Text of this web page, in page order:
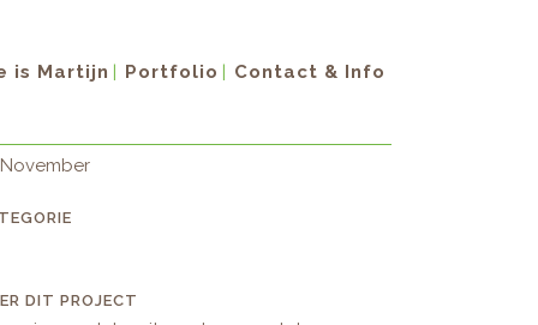
is Martijn Portfolio Contact & Info
ipsum dolor sit amet
DIT PROJECT